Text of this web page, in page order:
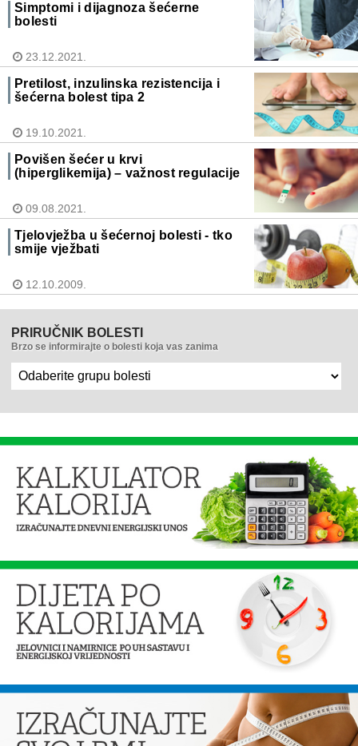
Simptomi i dijagnoza šećerne
bolesti
23.12.2021.
Pretilost, inzulinska rezistencija i
šećerna bolest tipa 2
19.10.2021.
Povišen šećer u krvi
(hiperglikemija) – važnost regulacije
09.08.2021.
Tjelovježba u šećernoj bolesti - tko
smije vježbati
12.10.2009.
PRIRUČNIK BOLESTI
Brzo se informirajte o bolesti koja vas zanima